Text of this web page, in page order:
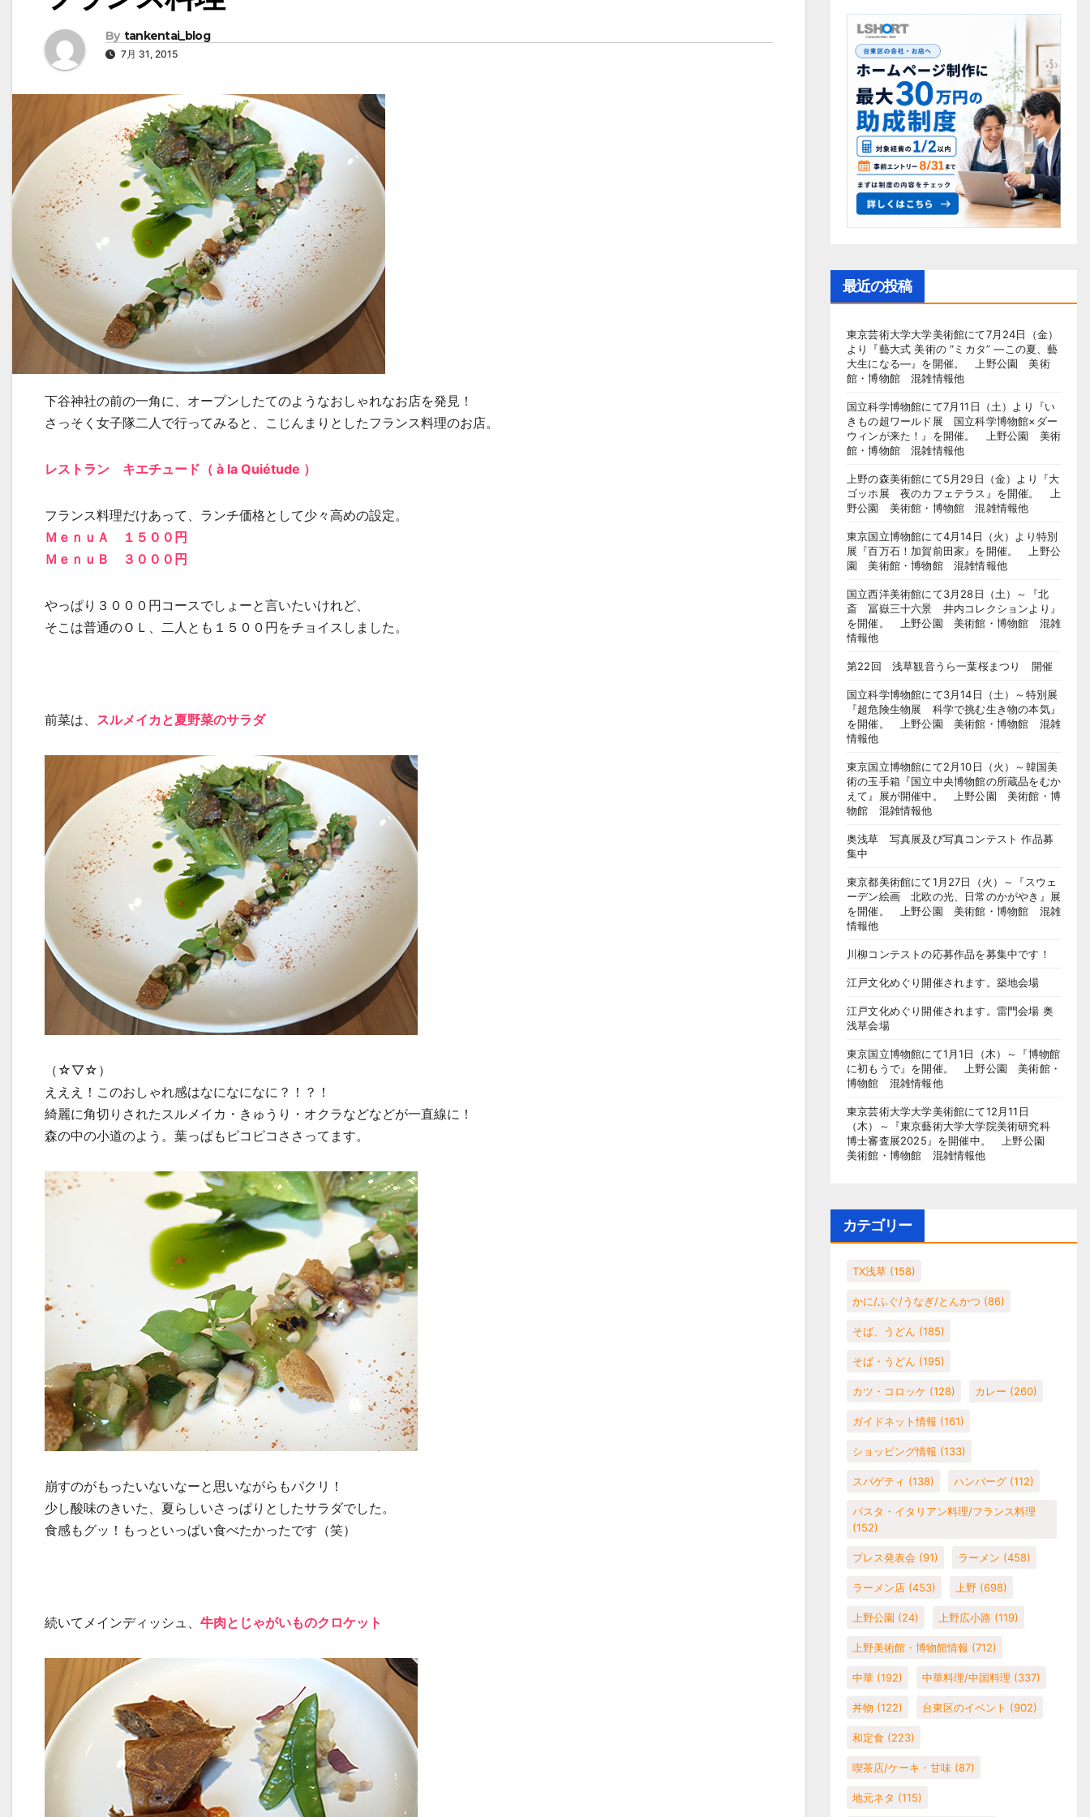
By tankentai_blog
7月 31, 2015
下谷神社の前の一角に、オープンしたてのようなおしゃれなお店を発見！
さっそく女子隊二人で行ってみると、こじんまりとしたフランス料理のお店。
レストラン キエチュード（ à la Quiétude ）
フランス料理だけあって、ランチ価格として少々高めの設定。
ＭｅｎｕＡ １５００円
ＭｅｎｕＢ ３０００円
やっぱり３０００円コースでしょーと言いたいけれど、
そこは普通のＯＬ、二人とも１５００円をチョイスしました。
前菜は、 スルメイカと夏野菜のサラダ
（☆▽☆）
えええ！このおしゃれ感はなになになに？！？！
綺麗に角切りされたスルメイカ・きゅうり・オクラなどなどが一直線に！
森の中の小道のよう。葉っぱもピコピコささってます。
崩すのがもったいないなーと思いながらもパクリ！
少し酸味のきいた、夏らしいさっぱりとしたサラダでした。
食感もグッ！もっといっぱい食べたかったです（笑）
続いてメインディッシュ、 牛肉とじゃがいものクロケット
最近の投稿
東京芸術大学大学美術館にて7月24日（金）
より『藝大式 美術の “ミカタ” ―この夏、藝
大生になる―』を開催。 上野公園 美術
館・博物館 混雑情報他
国立科学博物館にて7月11日（土）より『い
きもの超ワールド展 国立科学博物館×ダー
ウィンが来た！』を開催。 上野公園 美術
館・博物館 混雑情報他
上野の森美術館にて5月29日（金）より『大
ゴッホ展 夜のカフェテラス』を開催。 上
野公園 美術館・博物館 混雑情報他
東京国立博物館にて4月14日（火）より特別
展『百万石！加賀前田家』を開催。 上野公
園 美術館・博物館 混雑情報他
国立西洋美術館にて3月28日（土）～『北
斎 冨嶽三十六景 井内コレクションより』
を開催。 上野公園 美術館・博物館 混雑
情報他
第22回 浅草観音うら一葉桜まつり 開催
国立科学博物館にて3月14日（土）～特別展
『超危険生物展 科学で挑む生き物の本気』
を開催。 上野公園 美術館・博物館 混雑
情報他
東京国立博物館にて2月10日（火）～韓国美
術の玉手箱『国立中央博物館の所蔵品をむか
えて』展が開催中。 上野公園 美術館・博
物館 混雑情報他
奥浅草 写真展及び写真コンテスト 作品募
集中
東京都美術館にて1月27日（火）～『スウェ
ーデン絵画 北欧の光、日常のかがやき』展
を開催。 上野公園 美術館・博物館 混雑
情報他
川柳コンテストの応募作品を募集中です！
江戸文化めぐり開催されます。築地会場
江戸文化めぐり開催されます。雷門会場 奥
浅草会場
東京国立博物館にて1月1日（木）～『博物館
に初もうで』を開催。 上野公園 美術館・
博物館 混雑情報他
東京芸術大学大学美術館にて12月11日
（木）～『東京藝術大学大学院美術研究科
博士審査展2025』を開催中。 上野公園
美術館・博物館 混雑情報他
カテゴリー
TX浅草 (158)
かに/ふぐ/うなぎ/とんかつ (86)
そば、うどん (185)
そば・うどん (195)
カツ・コロッケ (128) カレー (260)
ガイドネット情報 (161)
ショッピング情報 (133)
スパゲティ (138) ハンバーグ (112)
パスタ・イタリアン料理/フランス料理
(152)
プレス発表会 (91) ラーメン (458)
ラーメン店 (453) 上野 (698)
上野公園 (24) 上野広小路 (119)
上野美術館・博物館情報 (712)
中華 (192) 中華料理/中国料理 (337)
丼物 (122) 台東区のイベント (902)
和定食 (223)
喫茶店/ケーキ・甘味 (87)
地元ネタ (115)